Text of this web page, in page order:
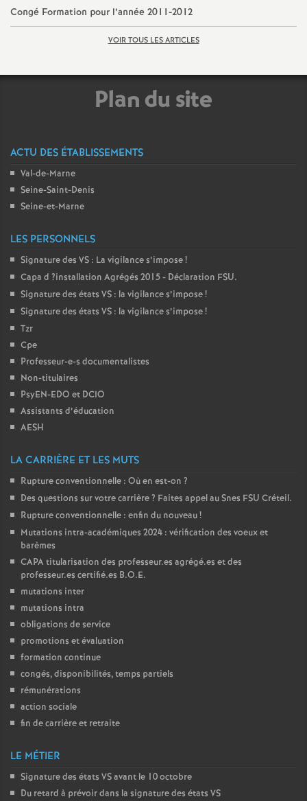
Congé Formation pour l’année 2011-2012
VOIR TOUS LES ARTICLES
Plan du site
ACTU DES ÉTABLISSEMENTS
Val-de-Marne
Seine-Saint-Denis
Seine-et-Marne
LES PERSONNELS
Signature des VS : La vigilance s’impose!
Capa d ?installation Agrégés 2015 - Déclaration FSU.
Signature des états VS : la vigilance s’impose!
Signature des états VS : la vigilance s’impose!
Tzr
Cpe
Professeur-e-s documentalistes
Non-titulaires
PsyEN-EDO et DCIO
Assistants d’éducation
AESH
LA CARRIÈRE ET LES MUTS
Rupture conventionnelle : Où en est-on ?
Des questions sur votre carrière? Faites appel au Snes FSU Créteil.
Rupture conventionnelle : enfin du nouveau!
Mutations intra-académiques 2024 : vérification des voeux et
barèmes
CAPAtitularisation des professeur.es agrégé.es et des
professeur.es certifié.es B.O.E.
mutations inter
mutations intra
obligations de service
promotions et évaluation
formation continue
congés, disponibilités, temps partiels
rémunérations
action sociale
fin de carrière et retraite
LE MÉTIER
Signature des états VSavant le 10 octobre
Du retard à prévoir dans la signature des états VS